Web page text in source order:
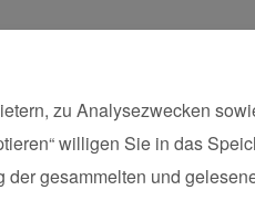
zu Analysezwecken
willigen Sie in das
gesammelten und